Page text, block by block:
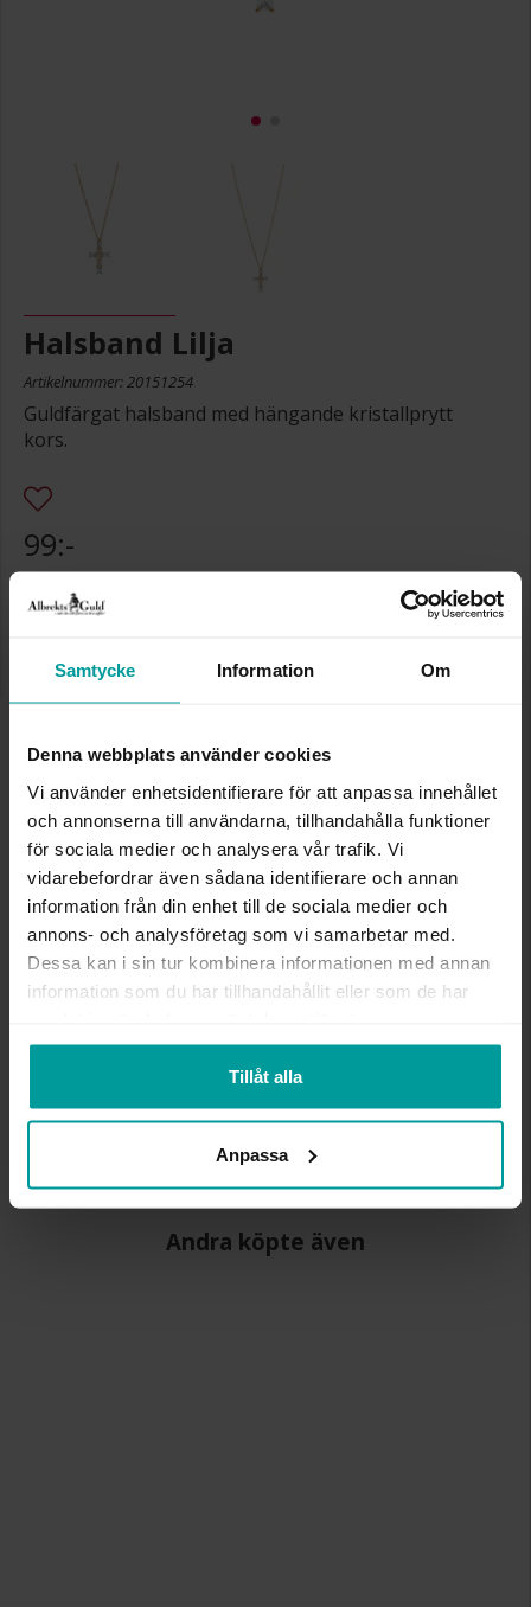
Samtycke Information Om
Denna webbplats använder cookies
Vi använder enhetsidentifierare för att anpassa innehållet
och annonserna till användarna, tillhandahålla funktioner
för sociala medier och analysera vår trafik. Vi
vidarebefordrar även sådana identifierare och annan
information från din enhet till de sociala medier och
annons- och analysföretag som vi samarbetar med.
Dessa kan i sin tur kombinera informationen med annan
information som du har tillhandahållit eller som de har
Tillåt alla
Anpassa
Halsband Lilja
Artikelnummer: 20151254
Guldfärgat halsband med hängande kristallprytt
kors.
99:-
Storleksguide
Den här artikeln ingår i följande kampanjer:
Lagervara. Leveranstid 2-5 arbetsdagar.
✅ Alltid grymma deals.
✅ Öppet köp i 30 dagar vid onlineköp.
✅ Fri frakt till ombud vid köp över 500 kr.
LÄGG I VARUKORGEN
42 +5 cm
VARUMÄRKE
Albrekts Guld
Andra köpte även